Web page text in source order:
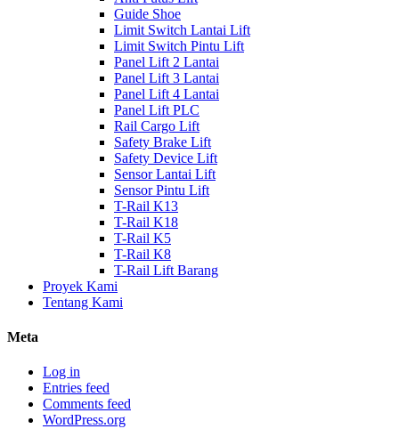
Guide Shoe
Limit Switch Lantai Lift
Limit Switch Pintu Lift
Panel Lift 2 Lantai
Panel Lift 3 Lantai
Panel Lift 4 Lantai
Panel Lift PLC
Rail Cargo Lift
Safety Brake Lift
Safety Device Lift
Sensor Lantai Lift
Sensor Pintu Lift
T-Rail K13
T-Rail K18
T-Rail K5
T-Rail K8
T-Rail Lift Barang
Proyek Kami
Tentang Kami
Meta
Log in
Entries feed
Comments feed
WordPress.org